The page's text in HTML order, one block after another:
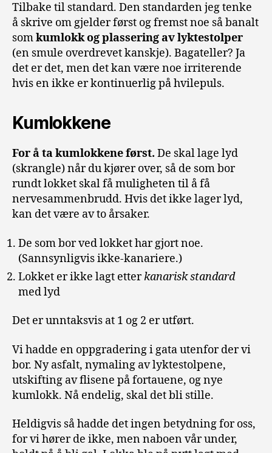
Tilbake til standard. Den standarden jeg tenke
å skrive om gjelder først og fremst noe så banalt
somkumlokk og plassering av lyktestolper
(en smule overdrevet kanskje). Bagateller? Ja
det er det, men det kan være noe irriterende
hvis en ikke er kontinuerlig på hvilepuls.
Kumlokkene
For å ta kumlokkene først. De skal lage lyd
(skrangle) når du kjører over, så de som bor
rundt lokket skal få muligheten til å få
nervesammenbrudd. Hvis det ikke lager lyd,
kan det være av to årsaker.
De som bor ved lokket har gjort noe.
(Sannsynligvis ikke-kanariere.)
Lokket er ikke lagt etterkanarisk standard
med lyd
Det er unntaksvis at 1 og 2 er utført.
Vi hadde en oppgradering i gata utenfor der vi
bor. Ny asfalt, nymaling av lyktestolpene,
utskifting av flisene på fortauene, og nye
kumlokk. Nå endelig, skal det bli stille.
Heldigvis så hadde det ingen betydning for oss,
for vi hører de ikke, men naboen vår under,